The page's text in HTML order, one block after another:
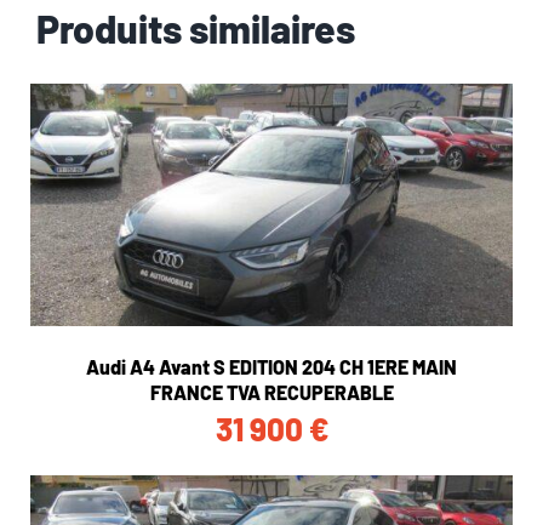
Produits similaires
Audi A4 Avant S EDITION 204 CH 1ERE MAIN
FRANCE TVA RECUPERABLE
31 900 €